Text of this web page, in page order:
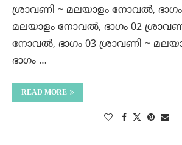
ശ്രാവണി ~ മലയാളം നോവൽ, ഭാഗം
മലയാളം നോവൽ, ഭാഗം 02
നോവൽ, ഭാഗം 03 ശ്രാവണി ~
ഭാഗം …
READ MORE